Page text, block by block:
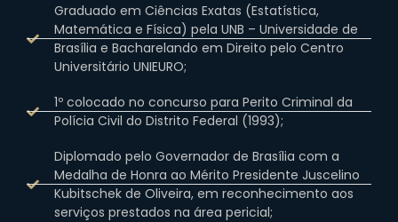
Graduado em Ciências Exatas (Estatística,
Matemática e Física) pela UNB – Universidade de
Brasília e Bacharelando em Direito pelo Centro
Universitário UNIEURO;
1º colocado no concurso para Perito Criminal da
Polícia Civil do Distrito Federal (1993);
Diplomado pelo Governador de Brasília com a
Medalha de Honra ao Mérito Presidente Juscelino
Kubitschek de Oliveira, em reconhecimento aos
serviços prestados na área pericial;